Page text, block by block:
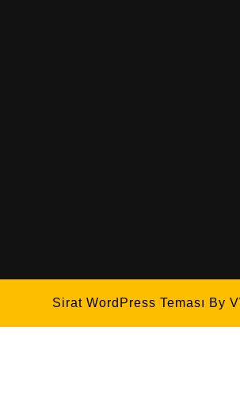
Sirat WordPress Teması By